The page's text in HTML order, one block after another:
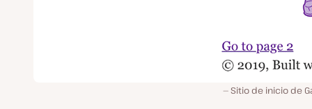
Sitio de inicio de